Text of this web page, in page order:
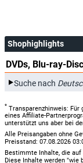
Shophighlights
DVDs, Blu-ray-
Suche nach
* Transparenzhinweis: Für
eines Affiliate-
unterstützt uns aber bei
Alle Preisangaben ohne
Preisstand: 07.08.2026
Bestimmte Inhalte, die
Diese Inhalte werden "wie